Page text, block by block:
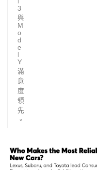
3
與
M
o
d
e
Y
滿
意
度
領
先
。